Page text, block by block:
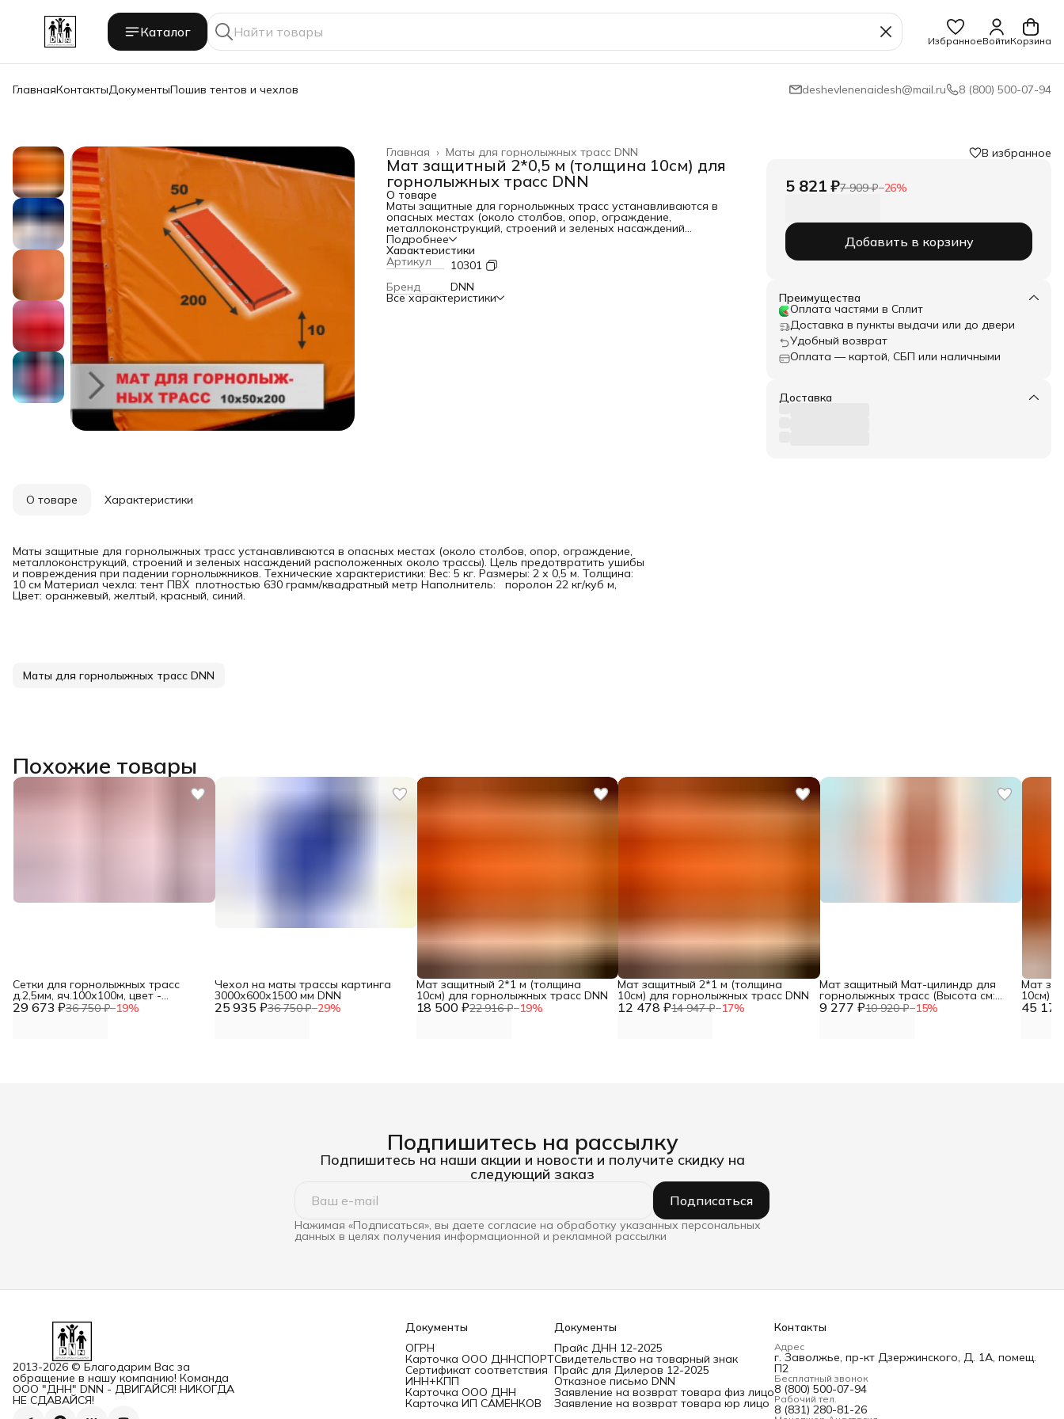
Каталог
ИзбранноеВойтиКорзина
ГлавнаяКонтактыДокументыПошив тентов и чехлов deshevlenenaidesh@mail.ru 8 (800) 500-07-94
Маты для горнолыжных трасс DNN
Главная ›
Мат защитный 2*0,5 м (толщина 10см) для
горнолыжных трасс DNN
О товаре
Маты защитные для горнолыжных трасс устанавливаются в
опасных местах (около столбов, опор, ограждение,
металлоконструкций, строений и зеленых насаждений
расположенных около трассы). Цель предотвратить ушибы и
повреждения при падении горнолыжников. Технические
характеристики: Вес: 5 кг. Размеры: 2 х 0,5 м. Толщина: 10 см
Материал чехла: тент ПВХ плотностью 630 грамм/квадратный
метр Наполнитель: поролон 22 кг/куб м, Цвет: оранжевый,
желтый, красный, синий.
Подробнее
Характеристики
Артикул
10301
Бренд
DNN
Все характеристики
В избранное
5 821 ₽7 909 ₽−26%
Добавить в корзину
Преимущества
Оплата частями в Сплит
Доставка в пункты выдачи или до двери
Удобный возврат
Оплата — картой, СБП или наличными
Доставка
О товаре Характеристики
Маты защитные для горнолыжных трасс устанавливаются в опасных местах (около столбов, опор, ограждение,
металлоконструкций, строений и зеленых насаждений расположенных около трассы). Цель предотвратить ушибы
и повреждения при падении горнолыжников. Технические характеристики: Вес: 5 кг. Размеры: 2 х 0,5 м. Толщина:
10 см Материал чехла: тент ПВХ плотностью 630 грамм/квадратный метр Наполнитель: поролон 22 кг/куб м,
Цвет: оранжевый, желтый, красный, синий.
Маты для горнолыжных трасс DNN
Похожие товары
29 673 ₽36 750 ₽−19%
Сетки для горнолыжных трасс
д.2,5мм, яч.100х100м, цвет -
красный, узловая, ПЭ, размеры 25 935 ₽36 750 ₽−29%
Чехол на маты трассы картинга
3000х600х1500 мм DNN
18 500 ₽22 916 ₽−19%
Мат защитный 2*1 м (толщина
10см) для горнолыжных трасс DNN
12 478 ₽14 947 ₽−17%
Мат защитный 2*1 м (толщина
10см) для горнолыжных трасс DNN
9 277 ₽10 920 ₽−15%
Мат защитный Мат-цилиндр для
горнолыжных трасс (Высота см:
200, Диаметр см: 15, Толщина см: 45
Мат
10см)
Подпишитесь на рассылку
Подпишитесь на наши акции и новости и получите скидку на
следующий заказ
Подписаться
Нажимая «Подписаться», вы даете согласие на обработку указанных персональных
данных в целях получения информационной и рекламной рассылки
2013-2026 © Благодарим Вас за
обращение в нашу компанию! Команда
ООО "ДНН" DNN - ДВИГАЙСЯ! НИКОГДА
НЕ СДАВАЙСЯ!
Документы
ОГРН
Карточка ООО ДННСПОРТ
Сертификат соответствия
ИНН+КПП
Карточка ООО ДНН
Карточка ИП САМЕНКОВ
Документы
Прайс ДНН 12-2025
Свидетельство на товарный знак
Прайс для Дилеров 12-2025
Отказное письмо DNN
Заявление на возврат товара физ лицо
Заявление на возврат товара юр лицо
Контакты
Адрес
г. Заволжье, пр-кт Дзержинского, Д. 1А, помещ.
П2
Бесплатный звонок
8 (800) 500-07-94
Рабочий тел.
8 (831) 280-81-26